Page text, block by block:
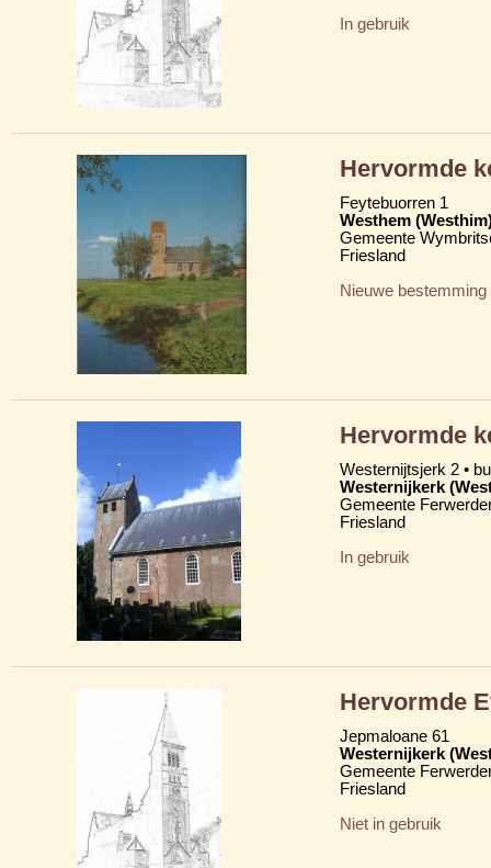
In gebruik
Hervormde
Feytebuorren 1
Westhem
Gemeente
Friesland
Nieuwe bestemming
Hervormde
Westernijtsjerk 2 •
Westernijkerk
Gemeente
Friesland
In gebruik
Hervormde
Jepmaloane 61
Westernijkerk
Gemeente
Friesland
Niet in gebruik